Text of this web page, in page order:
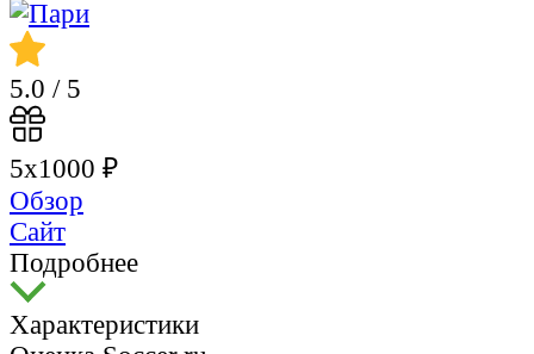
5.0 / 5
5х1000 ₽
Обзор
Сайт
Подробнее
Характеристики